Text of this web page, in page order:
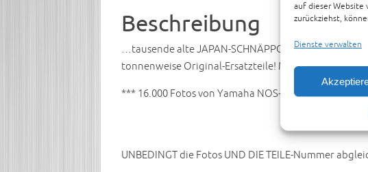
auf dieser Website
zurückziehst,
Dienste verwalten
Beschreibung
…tausende alte JAPAN-SCHNÄPPCHEN am Lager –
tonnenweise Original-Ersatzteile! Mehr unter
*** 16.000 Fotos von Yamaha NOS-Neuteilen sind
UNBEDINGT die Fotos UND DIE TEILE-Nummer